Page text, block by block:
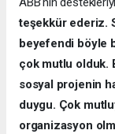
teşekkür ederiz.
beyefendi böyle
çok mutlu olduk.
sosyal projenin
duygu. Çok
organizasyon